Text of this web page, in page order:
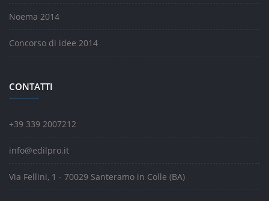
Noema 2014
Concorso di idee 2014
CONTATTI
+39 339 2007212
info@edilpro.it
Via Fellini, 1 - 70029 Santeramo in Colle (BA)